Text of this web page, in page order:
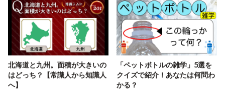
北海道と九州。面積が大きいの
はどっち？【常識人から知識人
へ】
「ペットボトルの雑学」5選を
クイズで紹介！あなたは何問わ
かる？